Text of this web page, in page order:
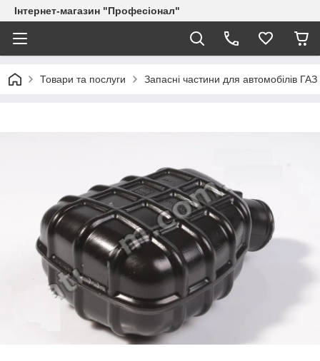
Інтернет-магазин "Професіонал"
Товари та послуги Запасні частини для автомобілів